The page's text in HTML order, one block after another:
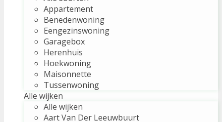
Appartement
Benedenwoning
Eengezinswoning
Garagebox
Herenhuis
Hoekwoning
Maisonnette
Tussenwoning
Alle wijken
Alle wijken
Aart Van Der Leeuwbuurt